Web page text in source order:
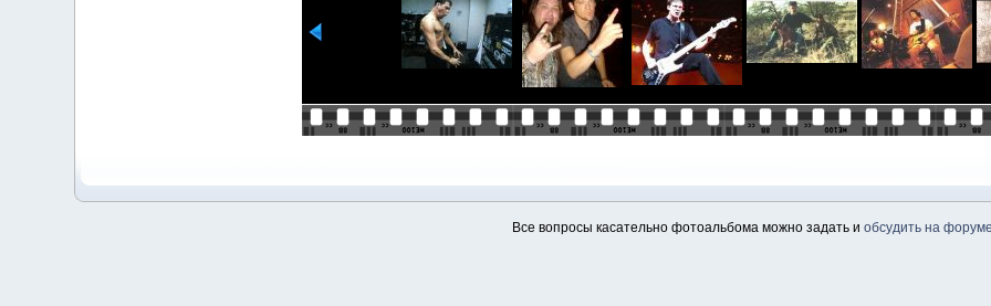
Все вопросы касательно фотоальбома можно задать и обсудить на